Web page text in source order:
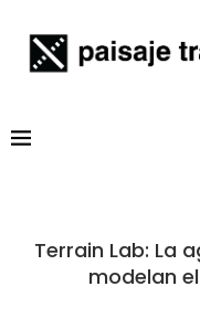
Terrain Lab: La
modelan